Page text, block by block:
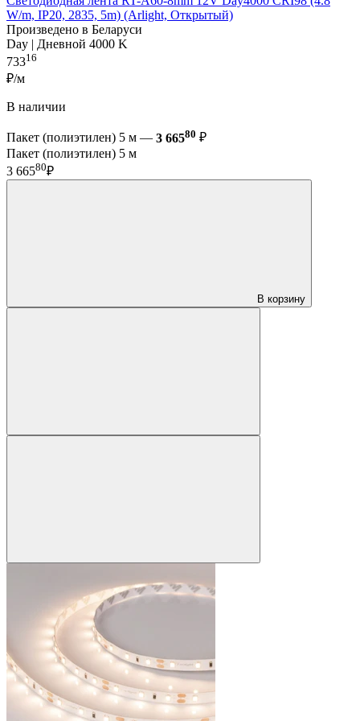
W/m, IP20, 2835, 5m) (Arlight, Открытый)
Произведено в Беларуси
Day | Дневной 4000 K
73316
₽/м
В наличии
Пакет (полиэтилен) 5 м — 3 66580 ₽
Пакет (полиэтилен) 5 м
3 66580₽
В корзину